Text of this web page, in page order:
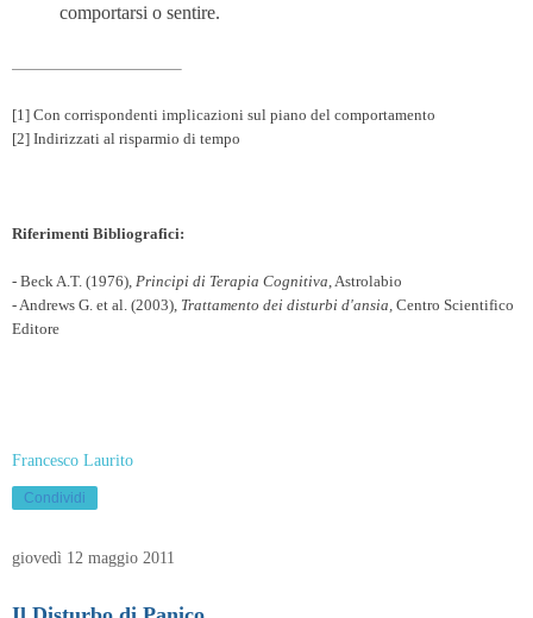
comportarsi o sentire.
[1] Con corrispondenti implicazioni sul piano del comportamento
[2] Indirizzati al risparmio di tempo
Riferimenti Bibliografici:
- Beck A.T. (1976), Principi di Terapia Cognitiva, Astrolabio
- Andrews G. et al. (2003), Trattamento dei disturbi d'ansia, Centro Scientifico
Editore
Francesco Laurito
Condividi
giovedì 12 maggio 2011